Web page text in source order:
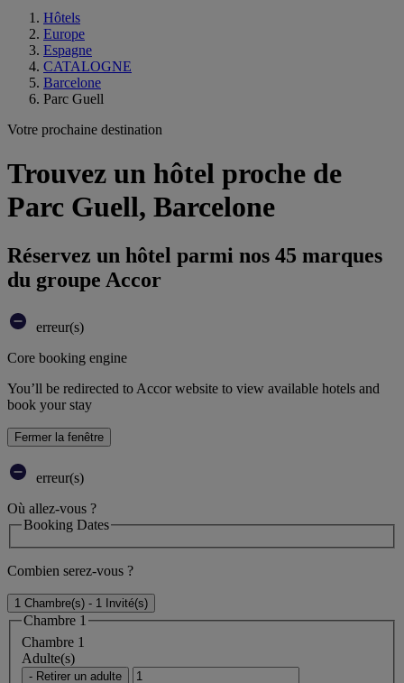
Hôtels
Europe
Espagne
CATALOGNE
Barcelone
Parc Guell
Votre prochaine destination
Trouvez un hôtel proche de
Parc Guell, Barcelone
Réservez un hôtel parmi nos 45 marques
du groupe Accor
erreur(s)
Core booking engine
You’ll be redirected to Accor website to view available hotels and
book your stay
Fermer la fenêtre
erreur(s)
Où allez-vous ?
Booking Dates
Combien serez-vous ?
1 Chambre(s) - 1 Invité(s)
Chambre 1
Chambre 1
Adulte(s)
- Retirer un adulte